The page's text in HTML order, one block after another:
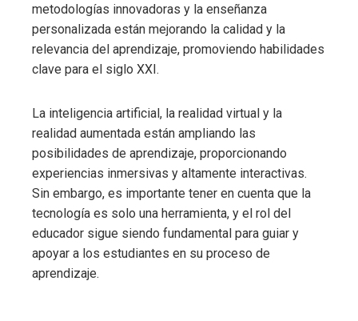
metodologías innovadoras y la enseñanza
personalizada están mejorando la calidad y la
relevancia del aprendizaje, promoviendo habilidades
clave para el siglo XXI.
La inteligencia artificial, la realidad virtual y la
realidad aumentada están ampliando las
posibilidades de aprendizaje, proporcionando
experiencias inmersivas y altamente interactivas.
Sin embargo, es importante tener en cuenta que la
tecnología es solo una herramienta, y el rol del
educador sigue siendo fundamental para guiar y
apoyar a los estudiantes en su proceso de
aprendizaje.